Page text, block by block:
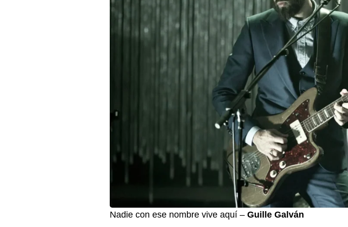
Nadie con ese nombre vive aquí – Guille Galván